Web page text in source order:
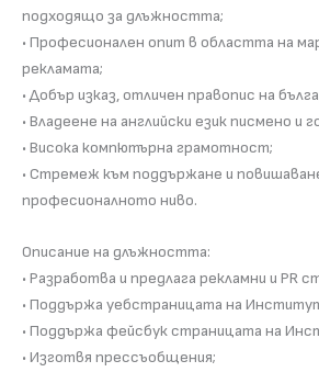
подходящо за длъжността;
• Професионален опит в областта на
рекламата;
• Добър изказ, отличен правопис на
• Владеене на английски език писмено и
• Висока компютърна грамотност;
• Стремеж към поддържане и
професионалното ниво.
Описание на длъжността:
• Разработва и предлага рекламни и PR
• Поддържа уебстраницата на
• Поддържа фейсбук страницата на
• Изготвя прессъобщения;